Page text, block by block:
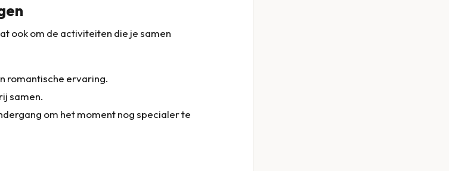
ook om de activiteiten die je samen
romantische ervaring.
samen.
om het moment nog specialer te